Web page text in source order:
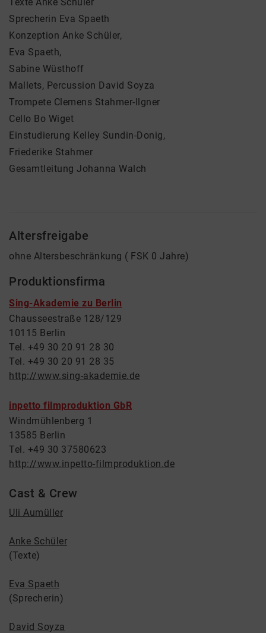
Sprecherin Eva Spaeth
Konzeption Anke Schüler,
Eva Spaeth,
Sabine Wüsthoff
Mallets, Percussion David Soyza
Trompete Clemens Stahmer-Ilgner
Cello Bo Wiget
Einstudierung Kelley Sundin-Donig,
Friederike Stahmer
Gesamtleitung Johanna Walch
Altersfreigabe
ohne Altersbeschränkung ( FSK 0 Jahre)
Produktionsfirma
Sing-Akademie zu Berlin
Chausseestraße 128/129
10115 Berlin
Tel. +49 30 20 91 28 30
Tel. +49 30 20 91 28 35
http://www.sing-akademie.de
inpetto filmproduktion GbR
Windmühlenberg 1
13585 Berlin
Tel. +49 30 37580623
http://www.inpetto-filmproduktion.de
Cast & Crew
Uli Aumüller
Anke Schüler
(Texte)
Eva Spaeth
(Sprecherin)
David Soyza